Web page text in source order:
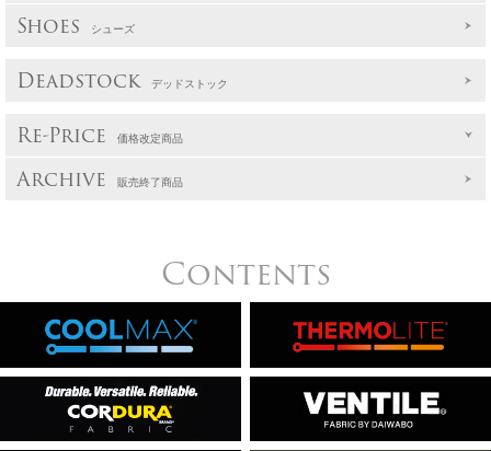
Shoes シューズ
Deadstock デッドストック
Re-Price 価格改定商品
Archive 販売終了商品
Contents